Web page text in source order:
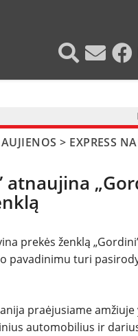
TESTAI
> EXPRESS
atnaujina
prekės ženklą
pavadinimu turi
praėjusiame amžiuje
automobilius ir